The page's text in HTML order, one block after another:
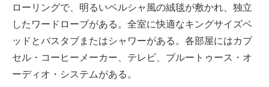
ローリングで、明るいペルシャ風の絨毯が敷かれ、独立
したワードローブがある。全室に快適なキングサイズベ
ッドとバスタブまたはシャワーがある。各部屋にはカプ
セル・コーヒーメーカー、テレビ、ブルートゥース・オ
ーディオ・システムがある。